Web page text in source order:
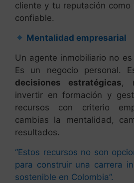
cliente y tu reputación
confiable.
Mentalidad empresarial
Un agente inmobiliario no
Es un negocio personal.
decisiones estratégicas,
invertir en formación y
recursos con criterio
cambias la mentalidad,
resultados.
“Estos recursos no son
para construir una carrera
sostenible en Colombia”.